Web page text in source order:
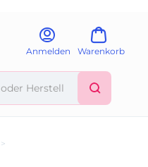
Anmelden Warenkorb
>